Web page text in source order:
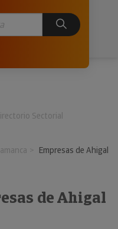
Sectorial
Empresas de Ahigal
de Ahigal